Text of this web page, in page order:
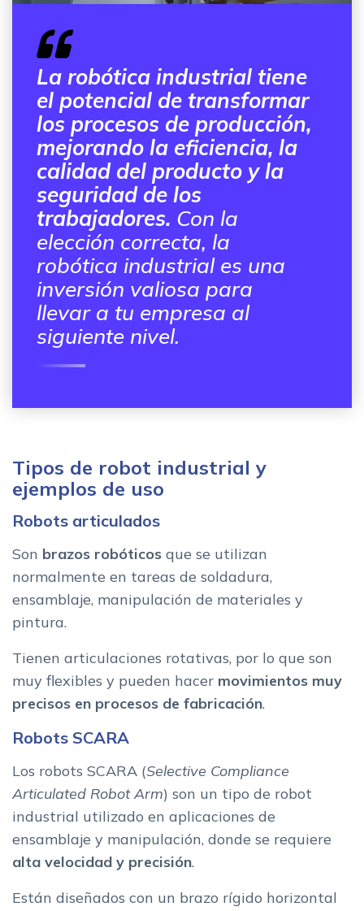
La robótica industrial tiene
el potencial de transformar
los procesos de producción,
mejorando la eficiencia, la
calidad del producto y la
seguridad de los
trabajadores. Con la
elección correcta, la
robótica industrial es una
inversión valiosa para
llevar a tu empresa al
siguiente nivel.
Tipos de robot industrial y
ejemplos de uso
Robots articulados
Son brazos robóticos que se utilizan
normalmente en tareas de soldadura,
ensamblaje, manipulación de materiales y
pintura.
Tienen articulaciones rotativas, por lo que son
muy flexibles y pueden hacer movimientos muy
precisos en procesos de fabricación.
Robots SCARA
Los robots SCARA (Selective Compliance
Articulated Robot Arm) son un tipo de robot
industrial utilizado en aplicaciones de
ensamblaje y manipulación, donde se requiere
alta velocidad y precisión.
Están diseñados con un brazo rígido horizontal